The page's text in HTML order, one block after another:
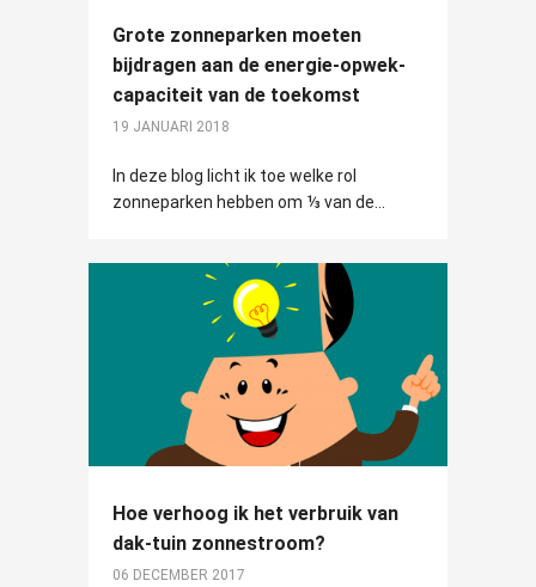
Grote zonneparken moeten
bijdragen aan de energie-opwek-
capaciteit van de toekomst
19 JANUARI 2018
In deze blog licht ik toe welke rol
zonneparken hebben om ⅓ van de...
Hoe verhoog ik het verbruik van
dak-tuin zonnestroom?
06 DECEMBER 2017